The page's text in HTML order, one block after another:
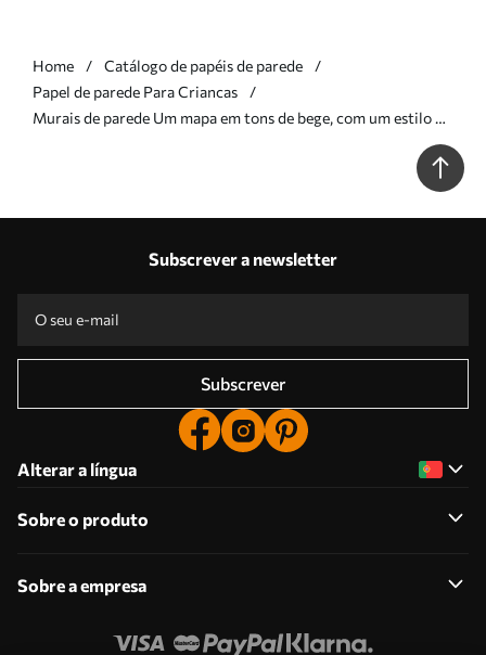
Home
Catálogo de papéis de parede
Papel de parede Para Criancas
Murais de parede Um mapa em tons de bege, com um estilo de
Subscrever a newsletter
Subscrever
Alterar a língua
Sobre o produto
Sobre a empresa